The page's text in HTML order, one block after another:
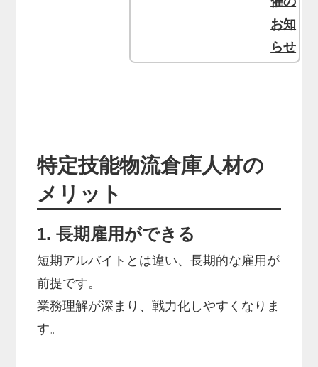
お知
らせ
特定技能物流倉庫人材の
メリット
1. 長期雇用ができる
短期アルバイトとは違い、長期的な雇用が
前提です。
業務理解が深まり、戦力化しやすくなりま
す。